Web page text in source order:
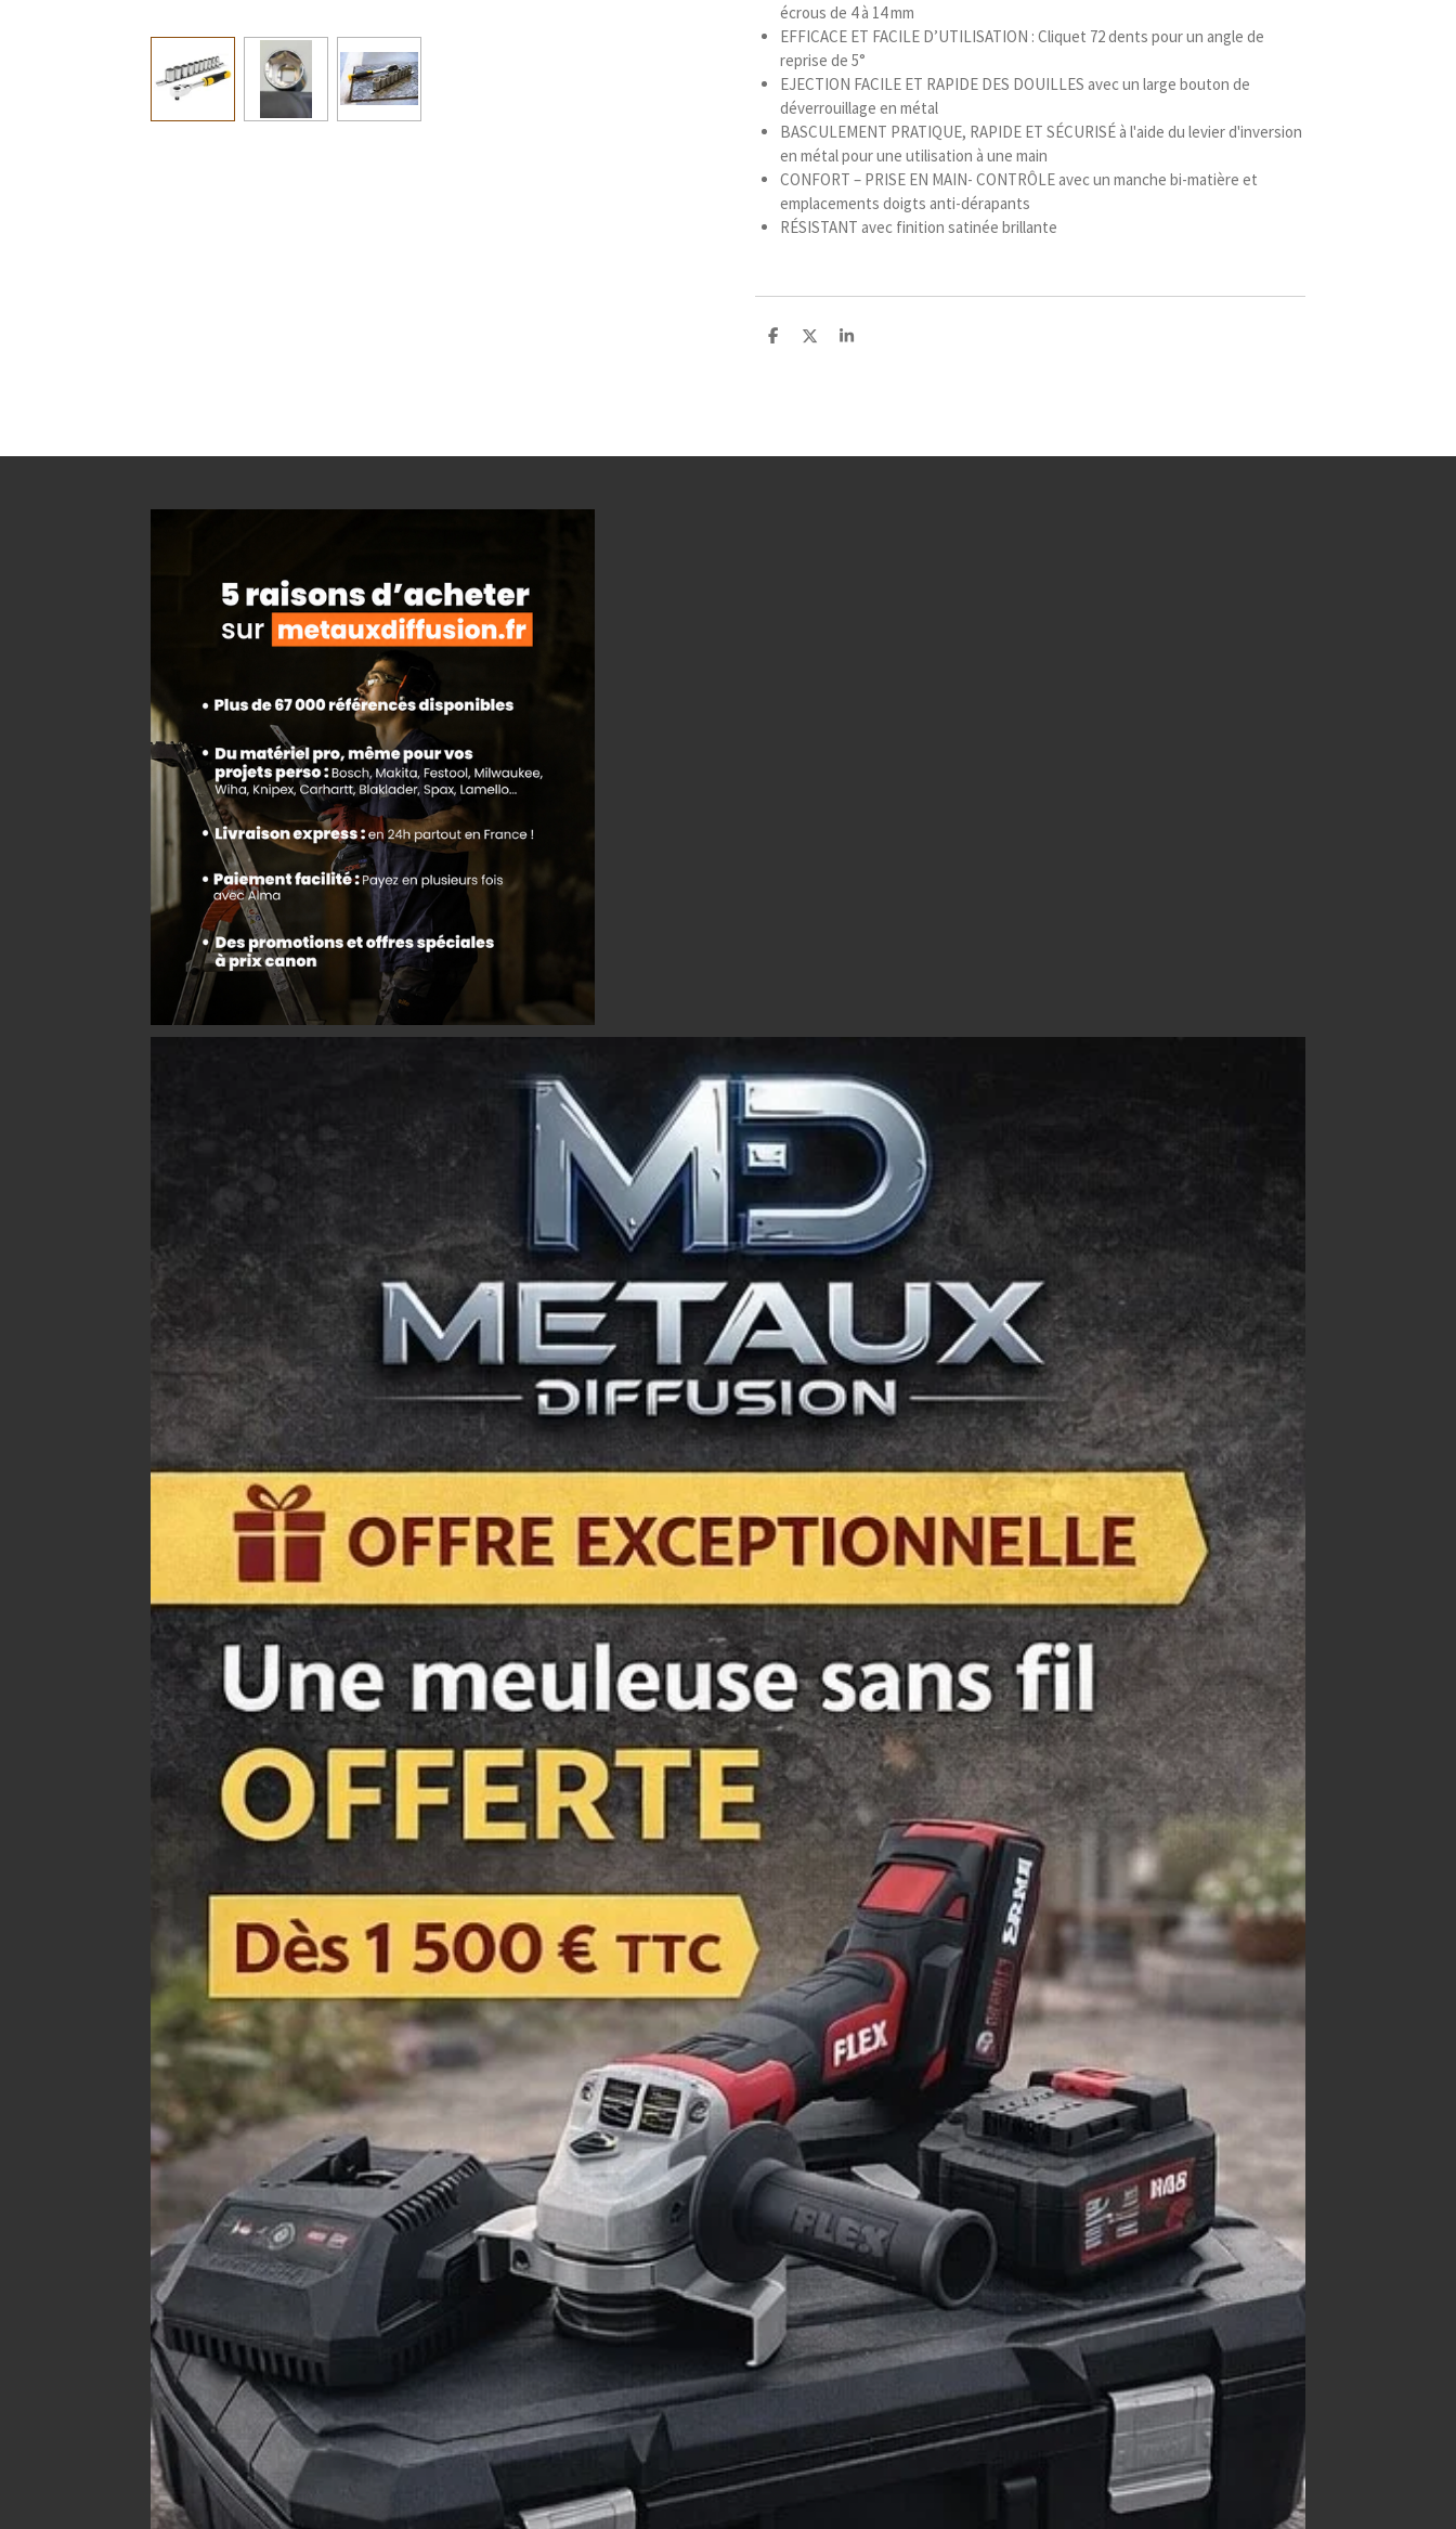
écrous de 4 à 14 mm
EFFICACE ET FACILE D’UTILISATION : Cliquet 72 dents pour un angle de
reprise de 5°
EJECTION FACILE ET RAPIDE DES DOUILLES avec un large bouton de
déverrouillage en métal
BASCULEMENT PRATIQUE, RAPIDE ET SÉCURISÉ à l'aide du levier d'inversion
en métal pour une utilisation à une main
CONFORT – PRISE EN MAIN- CONTRÔLE avec un manche bi-matière et
emplacements doigts anti-dérapants
RÉSISTANT avec finition satinée brillante
P
r
P
r
P
r